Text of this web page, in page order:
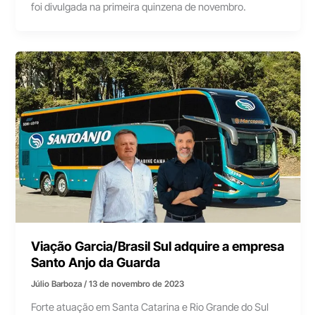
foi divulgada na primeira quinzena de novembro.
Viação Garcia/Brasil Sul adquire a empresa
Santo Anjo da Guarda
Júlio Barboza/13 de novembro de 2023
Forte atuação em Santa Catarina e Rio Grande do Sul